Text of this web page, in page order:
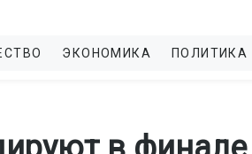
ЭКОНОМИКА ПОЛИТИКА